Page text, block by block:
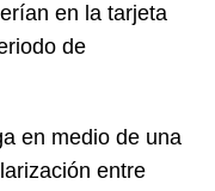
en la tarjeta
de
en medio de una
entre